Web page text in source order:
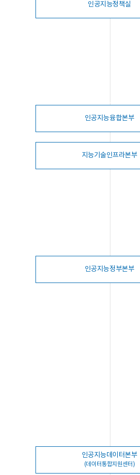
인공지능정책실
인공지능융합본부
지능기술인프라본부
인공지능정부본부
인공지능데이터본부
(데이터통합지원센터)